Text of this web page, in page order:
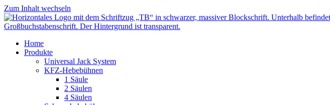
Zum Inhalt wechseln
Home
Produkte
Universal Jack System
KFZ-Hebebühnen
1 Säule
2 Säulen
4 Säulen